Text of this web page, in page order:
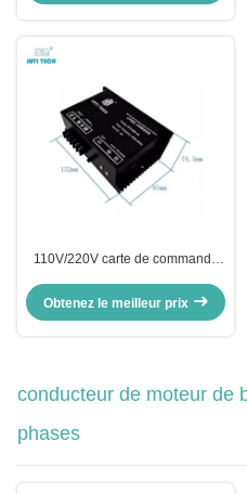
110V/220V carte de commande
protection UV/L.V pour moteur
Obtenez le meilleur prix
conducteur de moteur de
phases